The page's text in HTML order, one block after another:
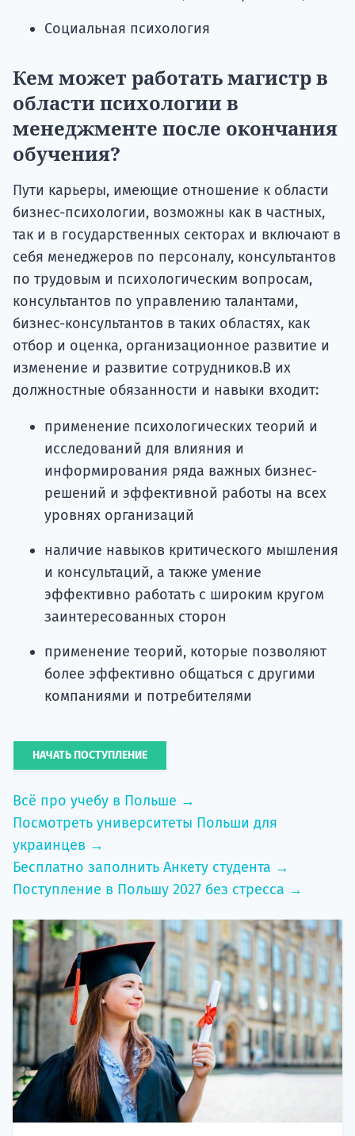
Социальная психология
Кем может работать магистр в
области психологии в
менеджменте после окончания
обучения?
Пути карьеры, имеющие отношение к области
бизнес-психологии, возможны как в частных,
так и в государственных секторах и включают в
себя менеджеров по персоналу, консультантов
по трудовым и психологическим вопросам,
консультантов по управлению талантами,
бизнес-консультантов в таких областях, как
отбор и оценка, организационное развитие и
изменение и развитие сотрудников.В их
должностные обязанности и навыки входит:
применение психологических теорий и
исследований для влияния и
информирования ряда важных бизнес-
решений и эффективной работы на всех
уровнях организаций
наличие навыков критического мышления
и консультаций, а также умение
эффективно работать с широким кругом
заинтересованных сторон
применение теорий, которые позволяют
более эффективно общаться с другими
компаниями и потребителями
НАЧАТЬ ПОСТУПЛЕНИЕ
Всё про учебу в Польше →
Посмотреть университеты Польши для
украинцев →
Бесплатно заполнить Анкету студента →
Поступление в Польшу 2027 без стресса →